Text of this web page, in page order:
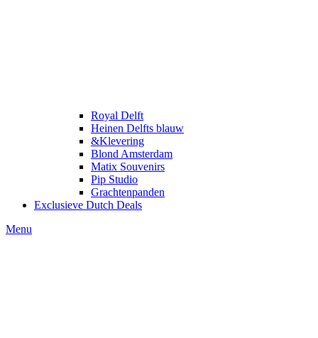
Royal Delft
Heinen Delfts blauw
&Klevering
Blond Amsterdam
Matix Souvenirs
Pip Studio
Grachtenpanden
Exclusieve Dutch Deals
Menu